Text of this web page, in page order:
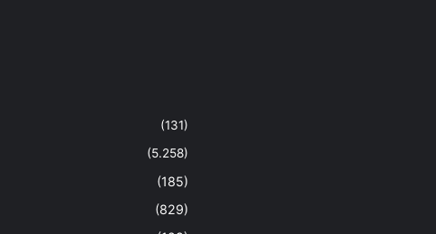
(131)
(5.258)
(185)
(829)